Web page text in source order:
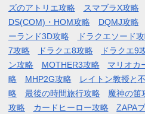
ズのアトリエ攻略
スマブラX攻略
DS(COM)・HOM攻略
DQMJ攻略
ーランド3D攻略
ドラクエソード
7攻略
ドラクエ8攻略 ドラクエ9
ン攻略
MOTHER3攻略 マリオカ
略
MHP2G攻略 レイトン教授と
略
最後の時間旅行攻略 魔神の笛
攻略
カードヒーロー攻略 ZAPA